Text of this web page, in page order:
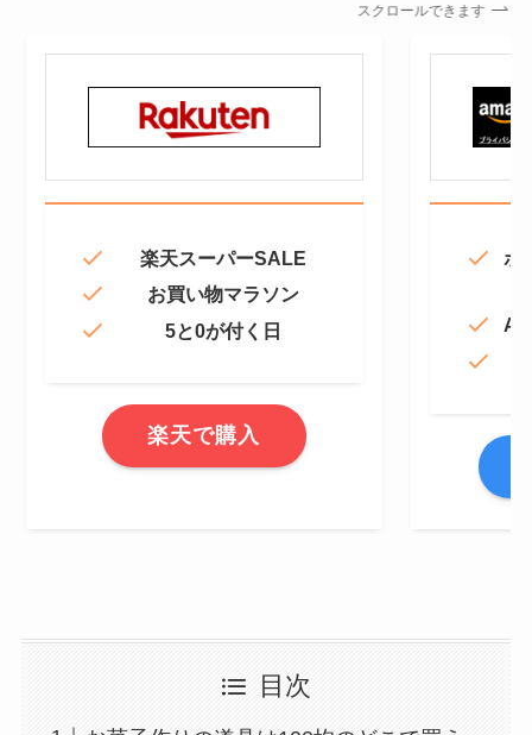
スクロールできます
楽天スーパーSALE
お買い物マラソン
5と0が付く日
楽天で購入
ポ
目次